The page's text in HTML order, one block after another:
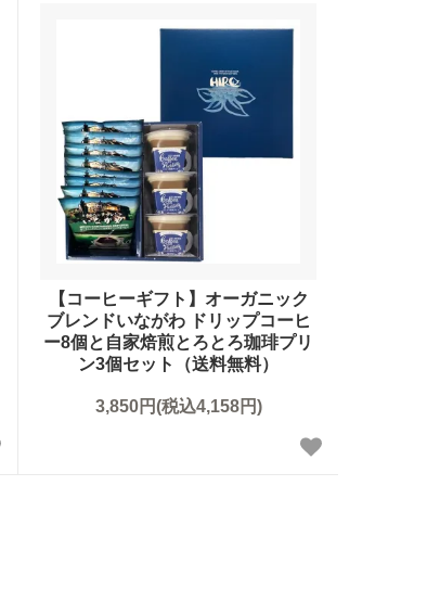
【コーヒーギフト】オーガニック
ブレンドいながわ ドリップコーヒ
ー8個と自家焙煎とろとろ珈琲プリ
ン3個セット（送料無料）
3,850円(税込4,158円)